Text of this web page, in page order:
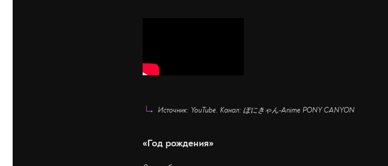
Источник: YouTube. Канал: ぽにきゃん-Anime PONY CANYON
«Год рождения»